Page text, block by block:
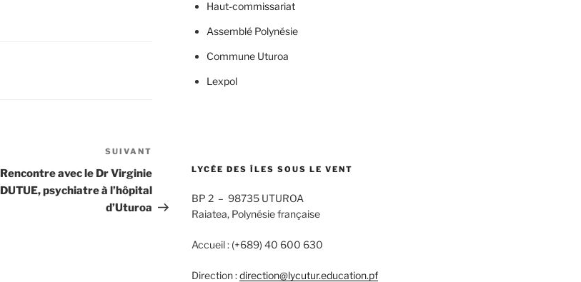
suivant
SUIVANT
Rencontre avec le Dr Virginie
DUTUE, psychiatre à l’hôpital
d’Uturoa
Haut-commissariat
Assemblé Polynésie
Commune Uturoa
Lexpol
LYCÉE DES ÎLES SOUS LE VENT
BP 2 – 98735 UTUROA
Raiatea, Polynésie française
Accueil : (+689) 40 600 630
Direction :direction@lycutur.education.pf